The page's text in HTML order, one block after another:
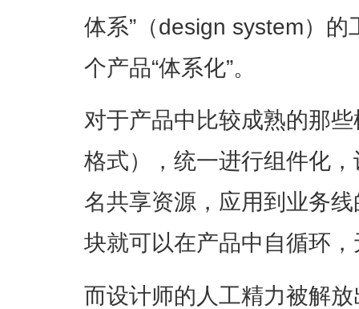
体系”（design system）
个产品“体系化”。
对于产品中比较成熟的那
格式），统一进行组件化
名共享资源，应用到业务
块就可以在产品中自循环
而设计师的人工精力被解